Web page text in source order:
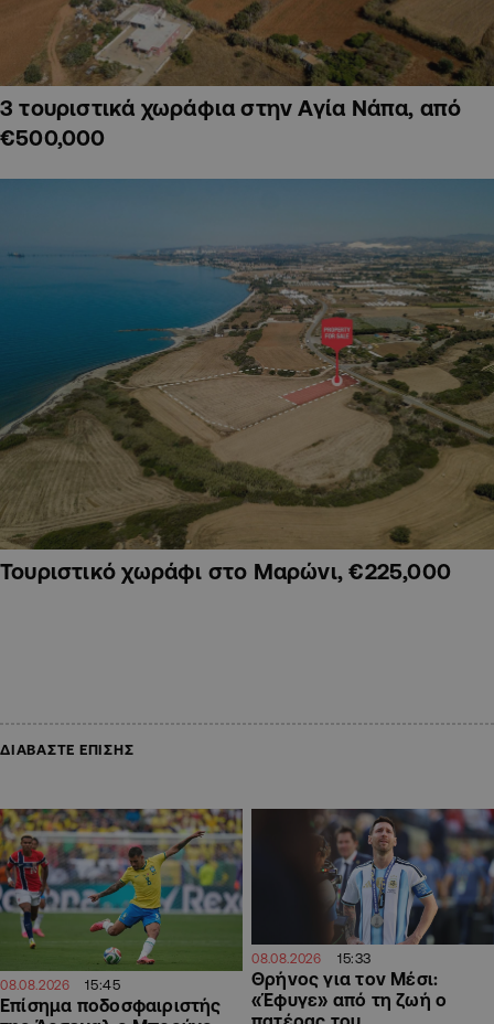
3 τουριστικά χωράφια στην Αγία Νάπα, από
€500,000
Τουριστικό χωράφι στο Μαρώνι, €225,000
ΔΙΑΒΑΣΤΕ ΕΠΙΣΗΣ
08.08.2026 15:45
Επίσημα ποδοσφαιριστής
08.08.2026 15:33
Θρήνος για τον Μέσι:
«Έφυγε» από τη ζωή ο